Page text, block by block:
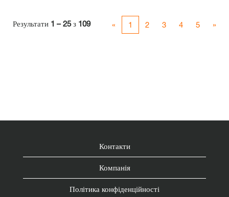
Результати 1 – 25з 109 « 1 2 3 4 5 »
Контакти
Компанія
Політика конфіденційності